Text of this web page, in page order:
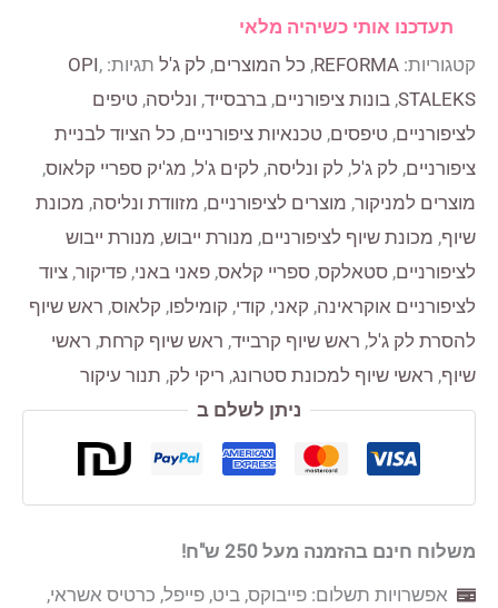
₪59.00.
₪49.00.
תעדכנו אותי כשיהיה מלאי
קטגוריות: REFORMA
, כל המוצרים, לק ג'ל תגיות: OPI,
STALEKS
, בונות ציפורניים, ברבסייד, ונליסה, טיפים
לציפורניים, טיפסים, טכנאיות ציפורניים, כל הציוד לבניית
ציפורניים, לק ג'ל, לק ונליסה, לקים ג'ל, מג'יק ספריי קלאוס,
מוצרים למניקור, מוצרים לציפורניים, מזוודת ונליסה, מכונת
שיוף, מכונת שיוף לציפורניים, מנורת ייבוש, מנורת ייבוש
לציפורניים, סטאלקס, ספריי קלאס, פאני באני, פדיקור, ציוד
לציפורניים אוקראינה, קאני, קודי, קומילפו, קלאוס, ראש שיוף
להסרת לק ג'ל, ראש שיוף קרבייד, ראש שיוף קרחת, ראשי
שיוף, ראשי שיוף למכונת סטרונג, ריקי לק, תנור עיקור
ניתן לשלם ב
משלוח חינם בהזמנה מעל 250 ש"ח!
אפשרויות תשלום: פייבוקס, ביט, פייפל, כרטיס אשראי,